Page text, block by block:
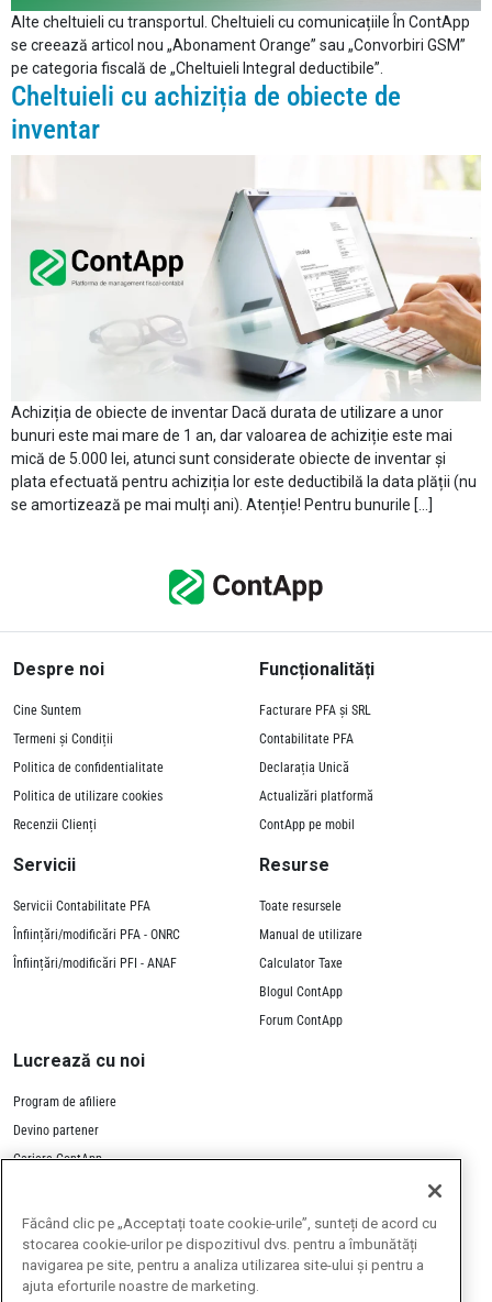
Alte cheltuieli cu transportul. Cheltuieli cu comunicațiile În ContApp
se creează articol nou „Abonament Orange” sau „Convorbiri GSM”
pe categoria fiscală de „Cheltuieli Integral deductibile”.
Cheltuieli cu achiziția de obiecte de
inventar
Achiziția de obiecte de inventar Dacă durata de utilizare a unor
bunuri este mai mare de 1 an, dar valoarea de achiziție este mai
mică de 5.000 lei, atunci sunt considerate obiecte de inventar și
plata efectuată pentru achiziția lor este deductibilă la data plății (nu
se amortizează pe mai mulți ani). Atenție! Pentru bunurile […]
Despre noi
Cine Suntem
Termeni și Condiții
Politica de confidentialitate
Politica de utilizare cookies
Recenzii Clienți
Funcționalități
Facturare PFA și SRL
Contabilitate PFA
Declarația Unică
Actualizări platformă
ContApp pe mobil
Servicii
Servicii Contabilitate PFA
Înființări/modificări PFA - ONRC
Înființări/modificări PFI - ANAF
Resurse
Toate resursele
Manual de utilizare
Calculator Taxe
Blogul ContApp
Forum ContApp
Lucrează cu noi
Program de afiliere
Devino partener
Cariere ContApp
Făcând clic pe „Acceptați toate cookie-urile”, sunteți de acord cu
stocarea cookie-urilor pe dispozitivul dvs. pentru a îmbunătăți
navigarea pe site, pentru a analiza utilizarea site-ului și pentru a
ajuta eforturile noastre de marketing.